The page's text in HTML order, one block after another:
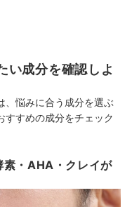
い成分を確認しよ
、悩みに合う成分を選ぶ
すすめの成分をチェック
素・AHA・クレイが